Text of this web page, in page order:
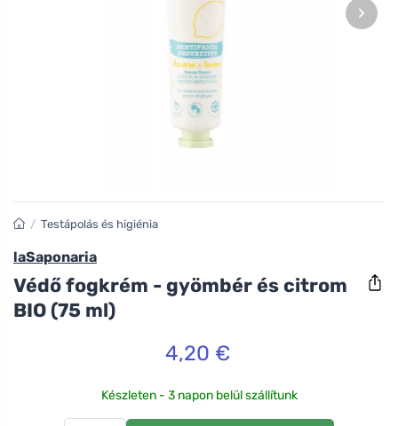
›
/ Testápolás és higiénia
laSaponaria
Védő fogkrém - gyömbér és citrom
BIO (75 ml)
4,20 €
Készleten - 3 napon belül szállítunk